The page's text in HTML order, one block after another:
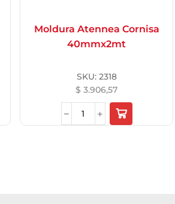
Moldura Atennea Cornisa
40mmx2mt
SKU: 2318
$ 3.906,57